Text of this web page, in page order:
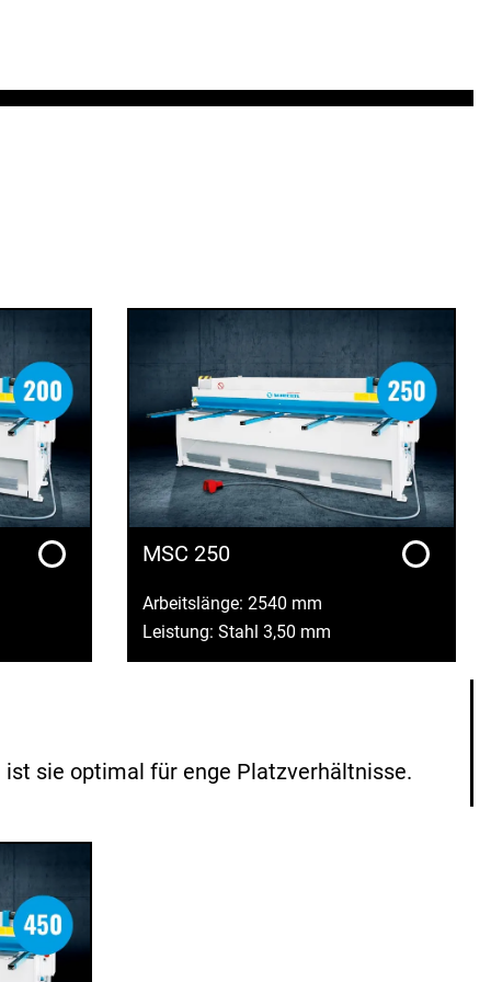
MSC 250
Arbeitslänge: 2540 mm
Leistung: Stahl 3,50 mm
sie optimal für enge Platzverhältnisse.